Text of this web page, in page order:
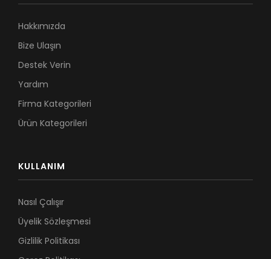
Hakkımızda
Bize Ulaşın
Destek Verin
Yardım
Firma Kategorileri
Ürün Kategorileri
KULLANIM
Nasıl Çalışır
Üyelik Sözleşmesi
Gizlilik Politikası